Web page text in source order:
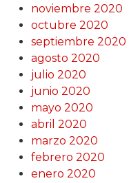
noviembre 2020
octubre 2020
septiembre 2020
agosto 2020
julio 2020
junio 2020
mayo 2020
abril 2020
marzo 2020
febrero 2020
enero 2020